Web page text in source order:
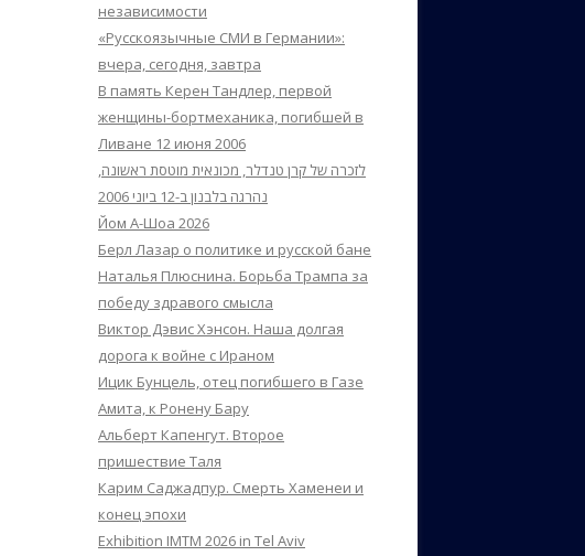
независимости
«Русскоязычные СМИ в Германии»:
вчера, сегодня, завтра
В память Керен Тандлер, первой
женщины-бортмеханика, погибшей в
Ливане 12 июня 2006
לזכרה של קרן טנדלר, מכונאית מוטסת ראשונה,
נהרגה בלבנון ב-12 ביוני 2006
Йом А-Шоа 2026
Берл Лазар о политике и русской бане
Наталья Плюснина. Борьба Трампа за
победу здравого смысла
Виктор Дэвис Хэнсон. Наша долгая
дорога к войне с Ираном
Ицик Бунцель, отец погибшего в Газе
Амита, к Ронену Бару
Альберт Капенгут. Второе
пришествие Таля
Карим Саджадпур. Смерть Хаменеи и
конец эпохи
Exhibition IMTM 2026 in Tel Aviv